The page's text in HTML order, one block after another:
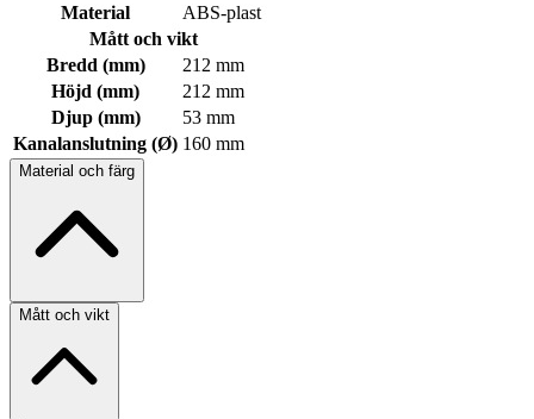
Material
ABS-plast
Mått och vikt
Bredd (mm)
212 mm
Höjd (mm)
212 mm
Djup (mm)
53 mm
Kanalanslutning (Ø) 160 mm
Material och färg
Mått och vikt